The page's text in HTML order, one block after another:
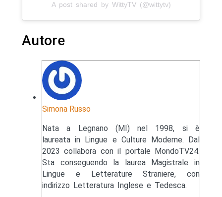
A post shared by WittyTV (@wittytv)
Autore
Simona Russo
Nata a Legnano (MI) nel 1998, si è
laureata in Lingue e Culture Moderne. Dal
2023 collabora con il portale MondoTV24.
Sta conseguendo la laurea Magistrale in
Lingue e Letterature Straniere, con
indirizzo Letteratura Inglese e Tedesca.